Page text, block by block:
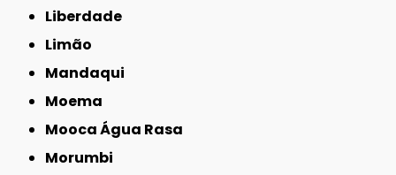
Liberdade
Limão
Mandaqui
Moema
Mooca Água Rasa
Morumbi